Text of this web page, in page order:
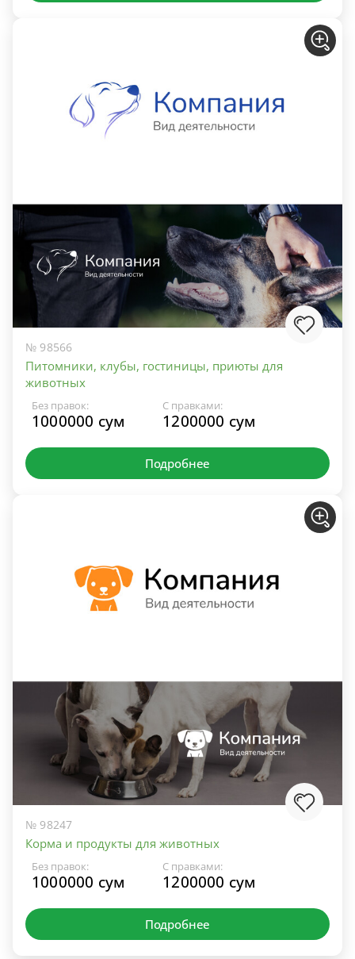
№ 98566
Питомники, клубы, гостиницы, приюты для
животных
Без правок:
1000000 сум
С правками:
1200000 сум
Подробнее
№ 98247
Корма и продукты для животных
Без правок:
1000000 сум
С правками:
1200000 сум
Подробнее